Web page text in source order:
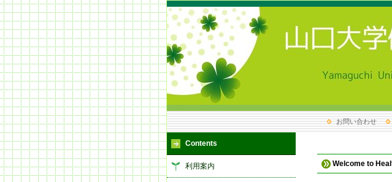
お問い合わせ
Welcome to
Contents
利用案内